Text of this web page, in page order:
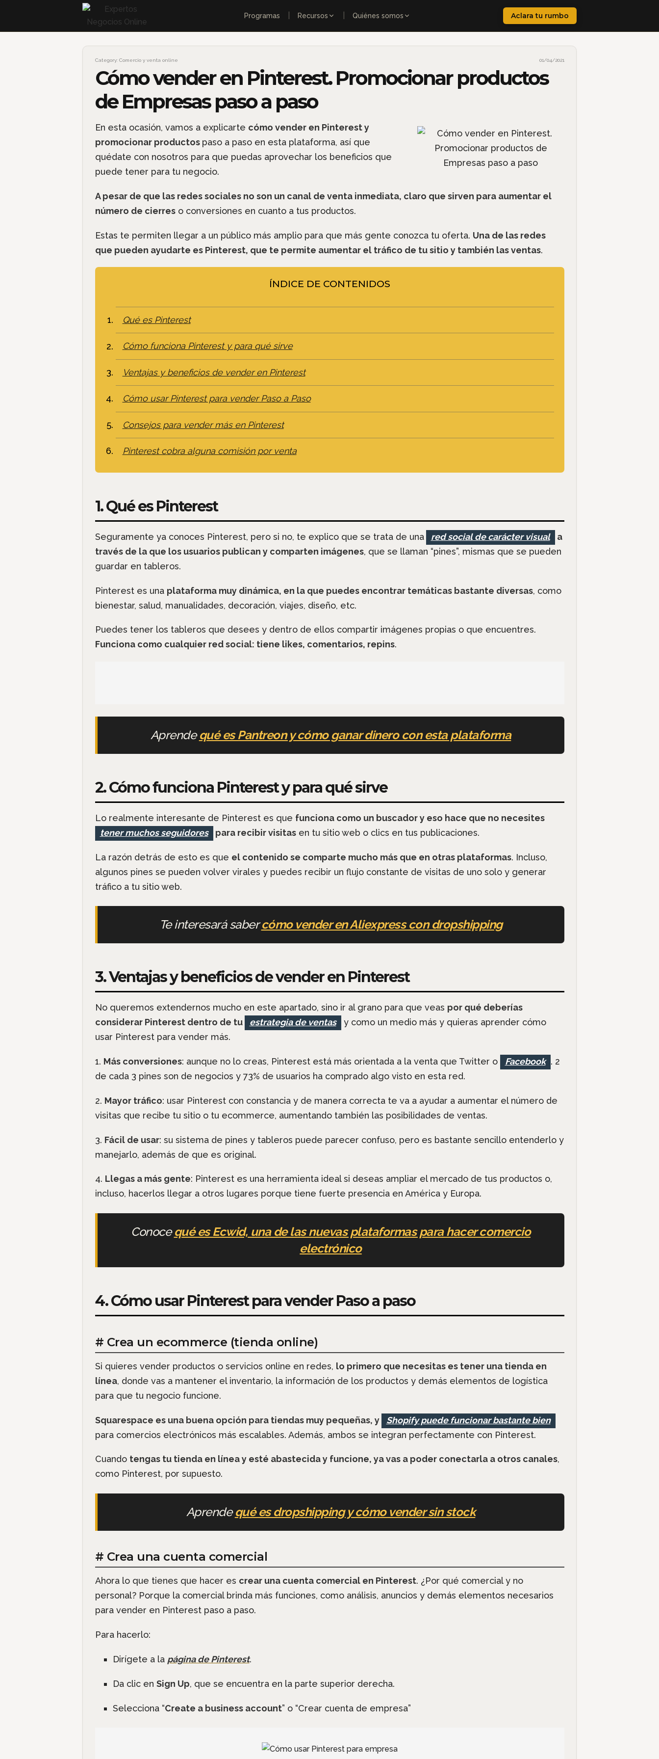
Programas Recursos Quiénes somos Aclara tu rumbo
01/04/2021
Category: Comercio y venta online
Cómo vender en Pinterest. Promocionar productos
de Empresas paso a paso
En esta ocasión, vamos a explicarte cómo vender en Pinterest y
promocionar productos paso a paso en esta plataforma, así que
quédate con nosotros para que puedas aprovechar los beneficios que
puede tener para tu negocio.
A pesar de que las redes sociales no son un canal de venta inmediata, claro que sirven para aumentar el
número de cierreso conversiones en cuanto a tus productos.
Estas te permiten llegar a un público más amplio para que más gente conozca tu oferta. Una de las redes
que pueden ayudarte es Pinterest, que te permite aumentar el tráfico de tu sitio y también las ventas.
ÍNDICE DE CONTENIDOS
Qué es Pinterest
Cómo funciona Pinterest y para qué sirve
Ventajas y beneficios de vender en Pinterest
Cómo usar Pinterest para vender Paso a Paso
Consejos para vender más en Pinterest
Pinterest cobra alguna comisión por venta
1. Qué es Pinterest
Seguramente ya conoces Pinterest, pero si no, te explico que se trata de una red social de carácter visual
a
través de la que los usuarios publican y comparten imágenes, que se llaman “pines”, mismas que se pueden
guardar en tableros.
Pinterest es una plataforma muy dinámica, en la que puedes encontrar temáticas bastante diversas, como
bienestar, salud, manualidades, decoración, viajes, diseño, etc.
Puedes tener los tableros que desees y dentro de ellos compartir imágenes propias o que encuentres.
Funciona como cualquier red social: tiene likes, comentarios, repins.
Aprendequé es Pantreon y cómo ganar dinero con esta plataforma
2. Cómo funciona Pinterest y para qué sirve
Lo realmente interesante de Pinterest es que funciona como un buscador y eso hace que no necesites
tener muchos seguidores
para recibir visitasen tu sitio web o clics en tus publicaciones.
La razón detrás de esto es que el contenido se comparte mucho más que en otras plataformas. Incluso,
algunos pines se pueden volver virales y puedes recibir un flujo constante de visitas de uno solo y generar
tráfico a tu sitio web.
Te interesará sabercómo vender en Aliexpress con dropshipping
3. Ventajas y beneficios de vender en Pinterest
No queremos extendernos mucho en este apartado, sino ir al grano para que veas por qué deberías
considerar Pinterest dentro de tu
estrategia de ventas
y como un medio más y quieras aprender cómo
usar Pinterest para vender más.
1. Más conversiones: aunque no lo creas, Pinterest está más orientada a la venta que Twitter o Facebook . 2
de cada 3 pines son de negocios y 73% de usuarios ha comprado algo visto en esta red.
2. Mayor tráfico: usar Pinterest con constancia y de manera correcta te va a ayudar a aumentar el número de
visitas que recibe tu sitio o tu ecommerce, aumentando también las posibilidades de ventas.
3. Fácil de usar: su sistema de pines y tableros puede parecer confuso, pero es bastante sencillo entenderlo y
manejarlo, además de que es original.
4. Llegas a más gente: Pinterest es una herramienta ideal si deseas ampliar el mercado de tus productos o,
incluso, hacerlos llegar a otros lugares porque tiene fuerte presencia en América y Europa.
Conocequé es Ecwid, una de las nuevas plataformas para hacer comercio
electrónico
4. Cómo usar Pinterest para vender Paso a paso
# Crea un ecommerce (tienda online)
Si quieres vender productos o servicios online en redes, lo primero que necesitas es tener una tienda en
línea, donde vas a mantener el inventario, la información de los productos y demás elementos de logística
para que tu negocio funcione.
Squarespace es una buena opción para tiendas muy pequeñas, y
Shopify puede funcionar bastante bien
para comercios electrónicos más escalables. Además, ambos se integran perfectamente con Pinterest.
Cuando tengas tu tienda en línea y esté abastecida y funcione, ya vas a poder conectarla a otros canales,
como Pinterest, por supuesto.
Aprendequé es dropshipping y cómo vender sin stock
# Crea una cuenta comercial
Ahora lo que tienes que hacer es crear una cuenta comercial en Pinterest. ¿Por qué comercial y no
personal? Porque la comercial brinda más funciones, como análisis, anuncios y demás elementos necesarios
para vender en Pinterest paso a paso.
Para hacerlo:
Dirígete a la página de Pinterest.
Da clic en Sign Up, que se encuentra en la parte superior derecha.
Selecciona “Create a business account” o “Crear cuenta de empresa”